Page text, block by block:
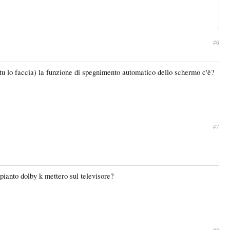
#6
lo faccia) la funzione di spegnimento automatico dello schermo c'è?
#7
dolby k mettero sul televisore?